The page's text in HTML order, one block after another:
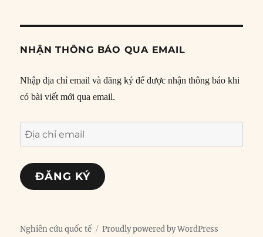
NHẬN THÔNG BÁO QUA EMAIL
Nhập địa chỉ email và đăng ký để được nhận thông báo khi
có bài viết mới qua email.
Địa
chỉ
email
ĐĂNG KÝ
Nghiên cứu quốc tế Proudly powered by WordPress